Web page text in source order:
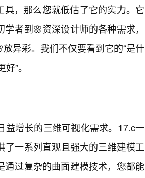
，那么您就低估了它的实力。它
者到🌸资深设计师的各种需求，
异彩。我们不仅要看到它的“是什
”。
益增长的三维可视化需求。17.c一
了一系列直观且强大的三维建模工
过复杂的曲面建模技术，您都能